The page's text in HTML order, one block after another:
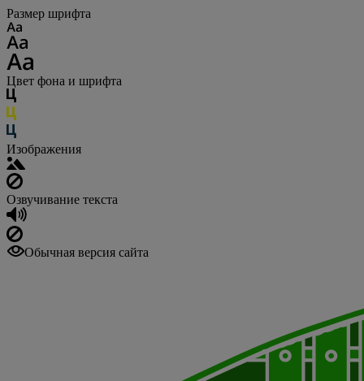
Размер шрифта
Цвет фона и шрифта
Изображения
Озвучивание текста
Обычная версия сайта